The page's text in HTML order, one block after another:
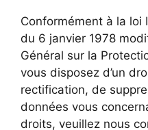
Conformément à la
du 6 janvier 1978
Général sur la
vous disposez d’un
rectification, de
données vous
droits, veuillez nous